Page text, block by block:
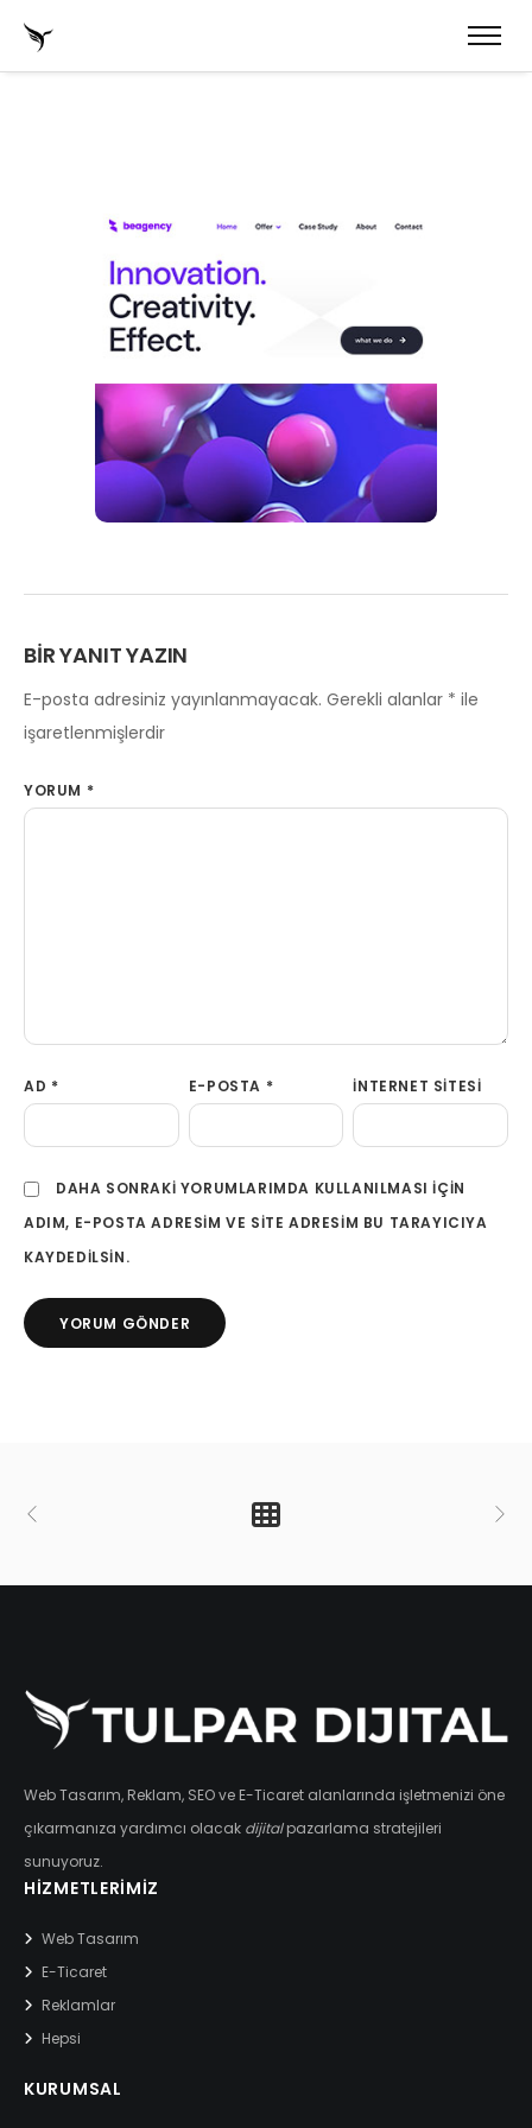
BIR YANIT YAZIN
E-posta adresiniz yayınlanmayacak. Gerekli alanlar * ile
işaretlenmişlerdir
YORUM *
AD * E-POSTA * İNTERNET SITESI
DAHA SONRAKI YORUMLARIMDA KULLANILMASI IÇIN
ADIM, E-POSTA ADRESIM VE SITE ADRESIM BU TARAYICIYA
KAYDEDILSIN.
Web Tasarım, Reklam, SEO ve E-Ticaret alanlarında işletmenizi öne
çıkarmanıza yardımcı olacak dijitalpazarlama stratejileri
sunuyoruz.
HIZMETLERIMIZ
Web Tasarım
E-Ticaret
Reklamlar
Hepsi
KURUMSAL